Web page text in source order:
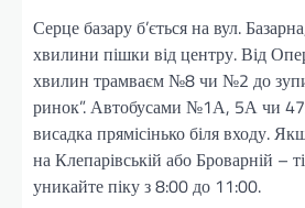
Серце базару б’ється на вул.
хвилини пішки від центру. Від
хвилин трамваєм №8 чи №2 до
ринок”. Автобусами №1А, 5А чи
висадка прямісінько біля входу.
на Клепарівській або Броварній –
уникайте піку з 8:00 до 11:00.